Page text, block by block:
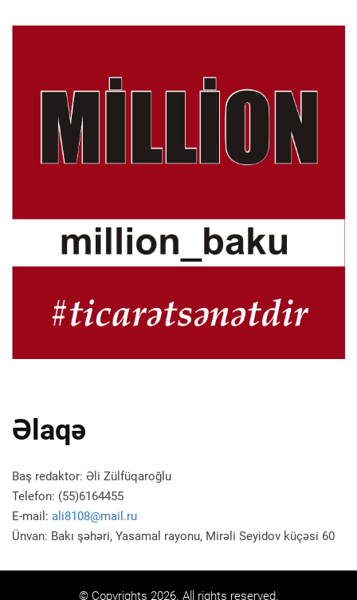
Əlaqə
Baş redaktor: Əli Zülfüqaroğlu
Telefon: (55)6164455
E-mail: ali8108@mail.ru
Ünvan: Bakı şəhəri, Yasamal rayonu, Mirəli Seyidov küçəsi 60
© Copyrights 2026. All rights reserved.